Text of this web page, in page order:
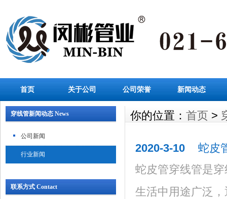
首页 关于公司 公司荣誉 新闻动态
穿线管新闻动态 News
公司新闻
行业新闻
联系方式 Contact
你的位置： 首页 >
2020-3-10
蛇皮
蛇皮管穿线管是
生活中用途广泛